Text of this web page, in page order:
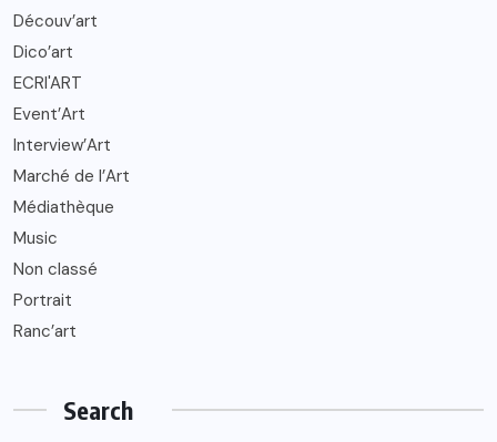
Découv’art
Dico’art
ECRI'ART
Event’Art
Interview’Art
Marché de l’Art
Médiathèque
Music
Non classé
Portrait
Ranc’art
Search